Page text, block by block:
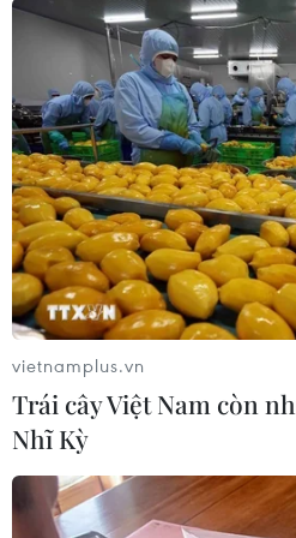
khai quật, khảo sát thực
sánh đều cho thấy pháo
vượt xa một khu định cư
bằng chứng thu thập
căn cứ hải quân chiến
bị và điều động các hạm
Hormuz.
Các nhà nghiên cứu nhận
xây dựng nhằm theo dõi
giám sát những đoàn tàu
trên tuyến Con đường
những tàu vận chuyển
tâm sản xuất lớn ở châu
Quốc và Ấn Độ, tới các
vietnamplus.vn
Trái cây Việt Nam còn
Nhĩ Kỳ